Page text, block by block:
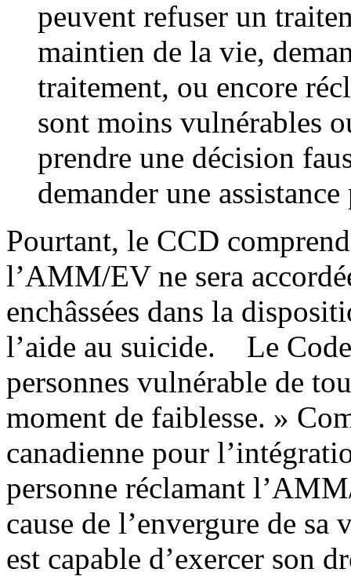
peuvent refuser un
maintien de la vie,
traitement, ou encore
sont moins vulnérables
prendre une décision
demander une
Pourtant, le CCD
l’AMM/EV ne sera
enchâssées dans la
l’aide au suicide. Le
personnes vulnérable de
moment de faiblesse. »
canadienne pour
personne réclamant
cause de l’envergure de
est capable d’exercer son